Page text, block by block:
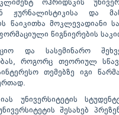
ოჰრიდსკის
ჟურნალისტიკისა და
წაიკითხა მოკლევადიანი
წიგნიერების
და სასემინარო
როგორც თეორიულ
თემებზე იგი
უნივერსიტეტის
შესახებ